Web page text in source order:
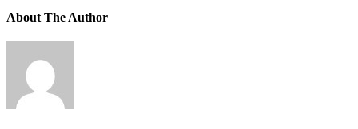
About The Author